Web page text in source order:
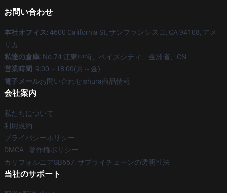
お問い合わせ
本社オフィス: 4600 California St, サンフランシスコ, CA 94108, アメ
リカ
私達の倉庫: No.74 江東中街、ベイズシティ、金洲省、CN
営業時間: 9:00～18:00(月～金)
電子メールお問い合わせishura商品情報
会社案内
私たちについて
利用規約
プライバシーポリシー
DMCA - 著作権ポリシー
カリフォルニアSB657: サプライチェーンの透明性法
当社のサポート